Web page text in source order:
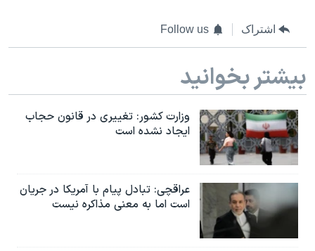
اشتراک Follow us
بیشتر بخوانید
وزارت کشور: تغییری در قانون حجاب
ایجاد نشده است
عراقچی: تبادل پیام با آمریکا در جریان
است اما به معنی مذاکره نیست